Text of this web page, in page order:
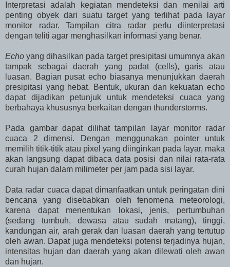
Interpretasi adalah kegiatan mendeteksi dan menilai arti
penting obyek dari suatu target yang terlihat pada layar
monitor radar. Tampilan citra radar perlu diinterpretasi
dengan teliti agar menghasilkan informasi yang benar.
Echo yang dihasilkan pada target presipitasi umumnya akan
tampak sebagai daerah yang padat (cells), garis atau
luasan. Bagian pusat echo biasanya menunjukkan daerah
presipitasi yang hebat. Bentuk, ukuran dan kekuatan echo
dapat dijadikan petunjuk untuk mendeteksi cuaca yang
berbahaya khususnya berkaitan dengan thunderstorms.
Pada gambar dapat dilihat tampilan layar monitor radar
cuaca 2 dimensi. Dengan menggunakan pointer untuk
memilih titik-titik atau pixel yang diinginkan pada layar, maka
akan langsung dapat dibaca data posisi dan nilai rata-rata
curah hujan dalam milimeter per jam pada sisi layar.
Data radar cuaca dapat dimanfaatkan untuk peringatan dini
bencana yang disebabkan oleh fenomena meteorologi,
karena dapat menentukan lokasi, jenis, pertumbuhan
(sedang tumbuh, dewasa atau sudah matang), tinggi,
kandungan air, arah gerak dan luasan daerah yang tertutup
oleh awan. Dapat juga mendeteksi potensi terjadinya hujan,
intensitas hujan dan daerah yang akan dilewati oleh awan
dan hujan.